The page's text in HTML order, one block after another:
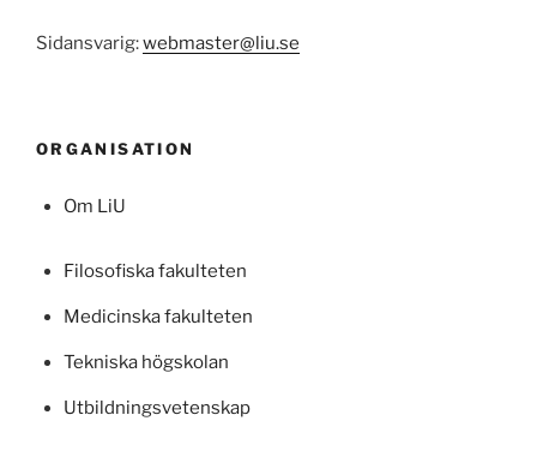
Sidansvarig:webmaster@liu.se
ORGANISATION
Om LiU
Filosofiska fakulteten
Medicinska fakulteten
Tekniska högskolan
Utbildningsvetenskap